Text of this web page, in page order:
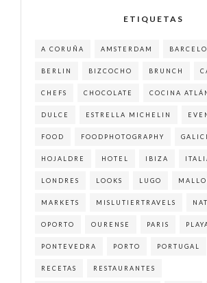
ETIQUETAS
A CORUÑA AMSTERDAM
BERLIN BIZCOCHO BRUNCH
CHEFS CHOCOLATE COCINA
DULCE ESTRELLA MICHELIN
FOOD FOODPHOTOGRAPHY
HOJALDRE HOTEL IBIZA
LONDRES LOOKS LUGO
MARKETS MISLUTIERTRAVELS
OPORTO OURENSE PARIS
PONTEVEDRA PORTO PORTUGAL
RECETAS RESTAURANTES